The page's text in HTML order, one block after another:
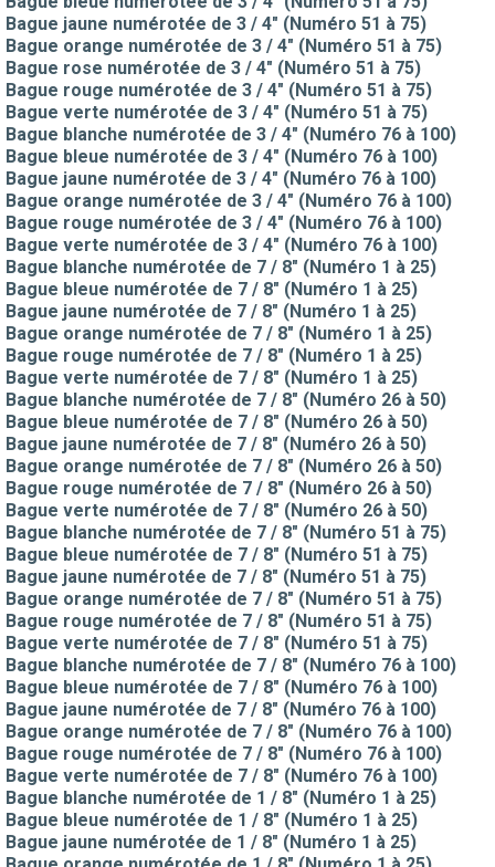
Bague jaune numérotée de 3 / 4" (Numéro 51 à 75)
Bague orange numérotée de 3 / 4" (Numéro 51 à 75)
Bague rose numérotée de 3 / 4" (Numéro 51 à 75)
Bague rouge numérotée de 3 / 4" (Numéro 51 à 75)
Bague verte numérotée de 3 / 4" (Numéro 51 à 75)
Bague blanche numérotée de 3 / 4" (Numéro 76 à 100)
Bague bleue numérotée de 3 / 4" (Numéro 76 à 100)
Bague jaune numérotée de 3 / 4" (Numéro 76 à 100)
Bague orange numérotée de 3 / 4" (Numéro 76 à 100)
Bague rouge numérotée de 3 / 4" (Numéro 76 à 100)
Bague verte numérotée de 3 / 4" (Numéro 76 à 100)
Bague blanche numérotée de 7 / 8" (Numéro 1 à 25)
Bague bleue numérotée de 7 / 8" (Numéro 1 à 25)
Bague jaune numérotée de 7 / 8" (Numéro 1 à 25)
Bague orange numérotée de 7 / 8" (Numéro 1 à 25)
Bague rouge numérotée de 7 / 8" (Numéro 1 à 25)
Bague verte numérotée de 7 / 8" (Numéro 1 à 25)
Bague blanche numérotée de 7 / 8" (Numéro 26 à 50)
Bague bleue numérotée de 7 / 8" (Numéro 26 à 50)
Bague jaune numérotée de 7 / 8" (Numéro 26 à 50)
Bague orange numérotée de 7 / 8" (Numéro 26 à 50)
Bague rouge numérotée de 7 / 8" (Numéro 26 à 50)
Bague verte numérotée de 7 / 8" (Numéro 26 à 50)
Bague blanche numérotée de 7 / 8" (Numéro 51 à 75)
Bague bleue numérotée de 7 / 8" (Numéro 51 à 75)
Bague jaune numérotée de 7 / 8" (Numéro 51 à 75)
Bague orange numérotée de 7 / 8" (Numéro 51 à 75)
Bague rouge numérotée de 7 / 8" (Numéro 51 à 75)
Bague verte numérotée de 7 / 8" (Numéro 51 à 75)
Bague blanche numérotée de 7 / 8" (Numéro 76 à 100)
Bague bleue numérotée de 7 / 8" (Numéro 76 à 100)
Bague jaune numérotée de 7 / 8" (Numéro 76 à 100)
Bague orange numérotée de 7 / 8" (Numéro 76 à 100)
Bague rouge numérotée de 7 / 8" (Numéro 76 à 100)
Bague verte numérotée de 7 / 8" (Numéro 76 à 100)
Bague blanche numérotée de 1 / 8" (Numéro 1 à 25)
Bague bleue numérotée de 1 / 8" (Numéro 1 à 25)
Bague jaune numérotée de 1 / 8" (Numéro 1 à 25)